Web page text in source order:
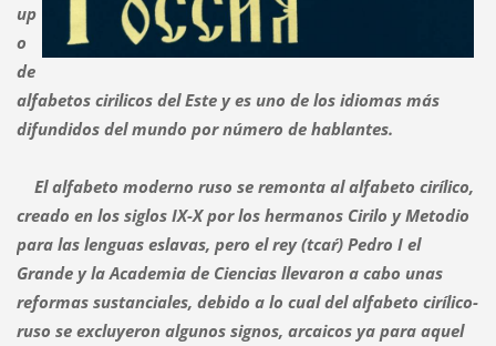
up
o
de
alfabetos cirilicos del Este y es uno de los idiomas más
difundidos del mundo por número de hablantes.
El alfabeto moderno ruso se remonta al alfabeto cirílico,
creado en los siglos IX-X por los hermanos Cirilo y Metodio
para las lenguas eslavas, pero el rey (tcar´) Pedro I el
Grande y la Academia de Ciencias llevaron a cabo unas
reformas sustanciales, debido a lo cual del alfabeto cirílico-
ruso se excluyeron algunos signos, arcaicos ya para aquel